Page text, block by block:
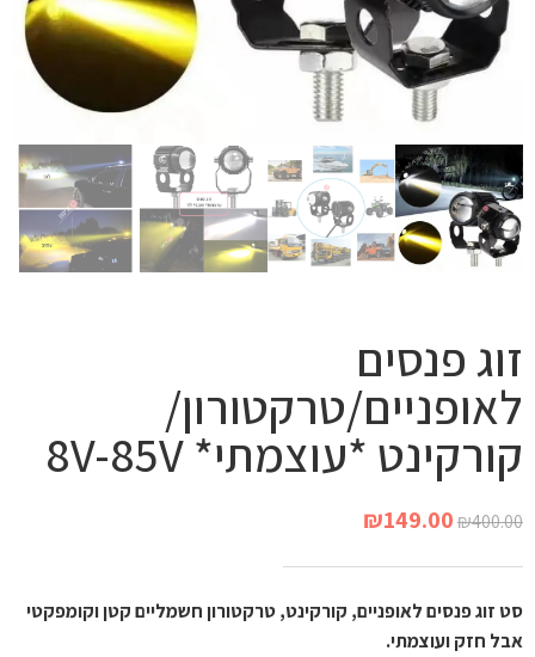
זוג פנסים
לאופניים/טרקטורון/
קורקינט *עוצמתי* 8V-85V
₪400.00
₪149.00
סט זוג פנסים לאופניים, קורקינט, טרקטורון חשמליים קטן וקומפקטי
אבל חזק ועוצמתי.